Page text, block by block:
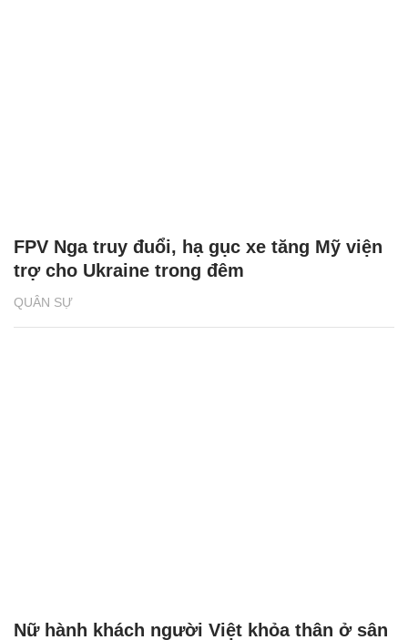
QUÂN SỰ
FPV Nga truy đuổi, hạ gục xe tăng Mỹ viện
trợ cho Ukraine trong đêm
Nữ hành khách người Việt khỏa thân ở sân